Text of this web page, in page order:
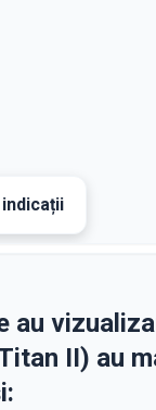
au
II) au